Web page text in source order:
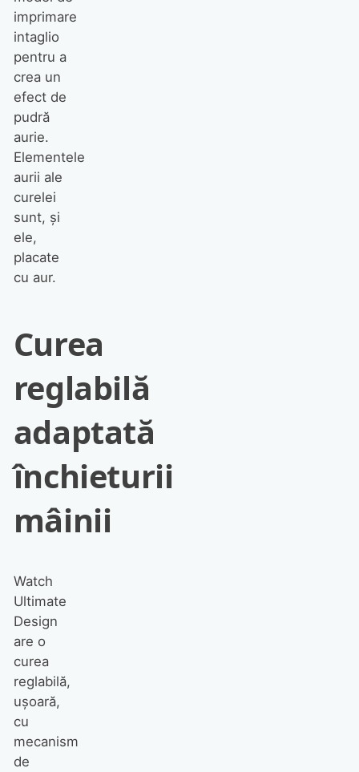
imprimare
intaglio
pentru a
crea un
efect de
pudră
aurie.
Elementele
aurii ale
curelei
sunt, și
ele,
placate
cu aur.
Curea
reglabilă
adaptată
închieturii
mâinii
Watch
Ultimate
Design
are o
curea
reglabilă,
ușoară,
cu
mecanism
de